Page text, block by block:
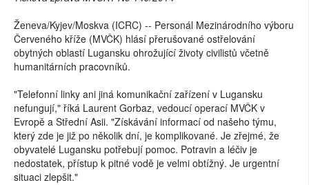
Ženeva/Kyjev/Moskva (ICRC) -- Personál Mezinárodního výboru
Červeného kříže (MVČK) hlásí přerušované ostřelování
obytných oblastí Lugansku ohrožující životy civilistů včetně
humanitárních pracovníků.
"Telefonní linky ani jiná komunikační zařízení v Lugansku
nefungují," říká Laurent Gorbaz, vedoucí operací MVČK v
Evropě a Střední Asii. "Získávání informací od našeho týmu,
který zde je již po několik dní, je komplikované. Je zřejmé, že
obyvatelé Lugansku potřebují pomoc. Potravin a léčiv je
nedostatek, přístup k pitné vodě je velmi obtížný. Je urgentní
situaci zlepšit."